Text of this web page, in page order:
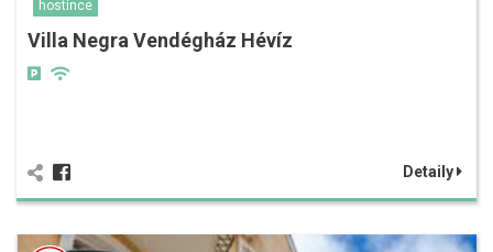
hostince
Villa Negra Vendégház Hévíz
Detaily